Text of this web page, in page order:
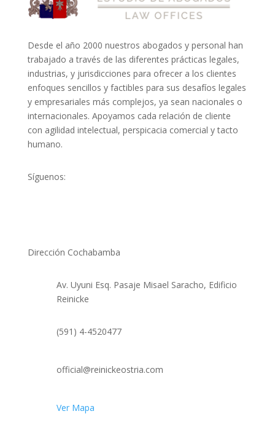
Desde el año 2000 nuestros abogados y personal han
trabajado a través de las diferentes prácticas legales,
industrias, y jurisdicciones para ofrecer a los clientes
enfoques sencillos y factibles para sus desafíos legales
y empresariales más complejos, ya sean nacionales o
internacionales. Apoyamos cada relación de cliente
con agilidad intelectual, perspicacia comercial y tacto
humano.
Síguenos:
Dirección Cochabamba
Av. Uyuni Esq. Pasaje Misael Saracho, Edificio
Reinicke
(591) 4-4520477
official@reinickeostria.com
Ver Mapa